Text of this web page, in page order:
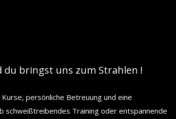
bringst uns zum Strahlen !
persönliche Betreuung und eine
schweißtreibendes Training oder entspannende